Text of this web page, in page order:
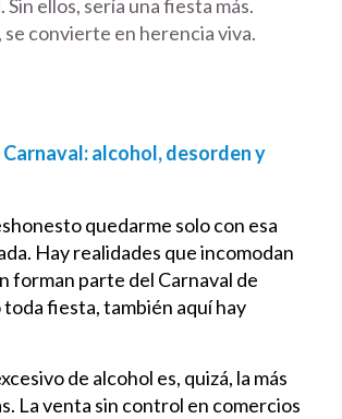
ellos, sería una fiesta más.
se convierte en herencia viva.
alcohol, desorden y
quedarme solo con esa
Hay realidades que incomodan
forman parte del Carnaval de
fiesta, también aquí hay
de alcohol es, quizá, la más
La venta sin control en comercios